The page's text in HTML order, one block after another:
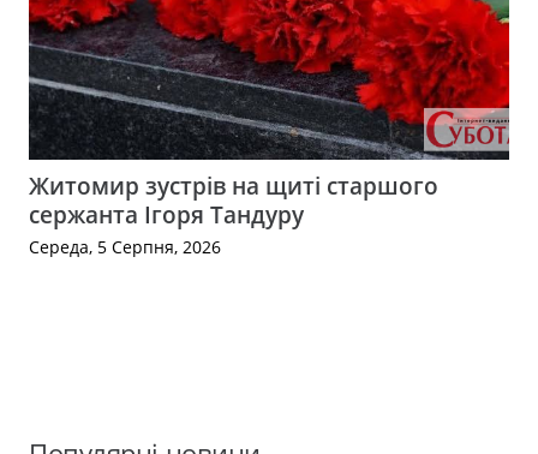
Житомир зустрів на щиті старшого
сержанта Ігоря Тандуру
Середа, 5 Серпня, 2026